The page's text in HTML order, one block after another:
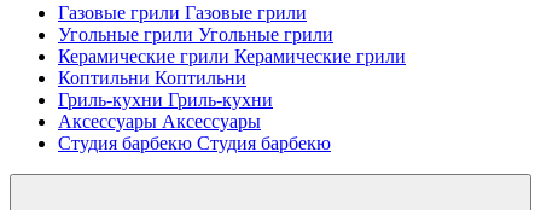
Газовые грили Газовые грили
Угольные грили Угольные грили
Керамические грили Керамические грили
Коптильни Коптильни
Гриль-кухни Гриль-кухни
Аксессуары Аксессуары
Студия барбекю Студия барбекю